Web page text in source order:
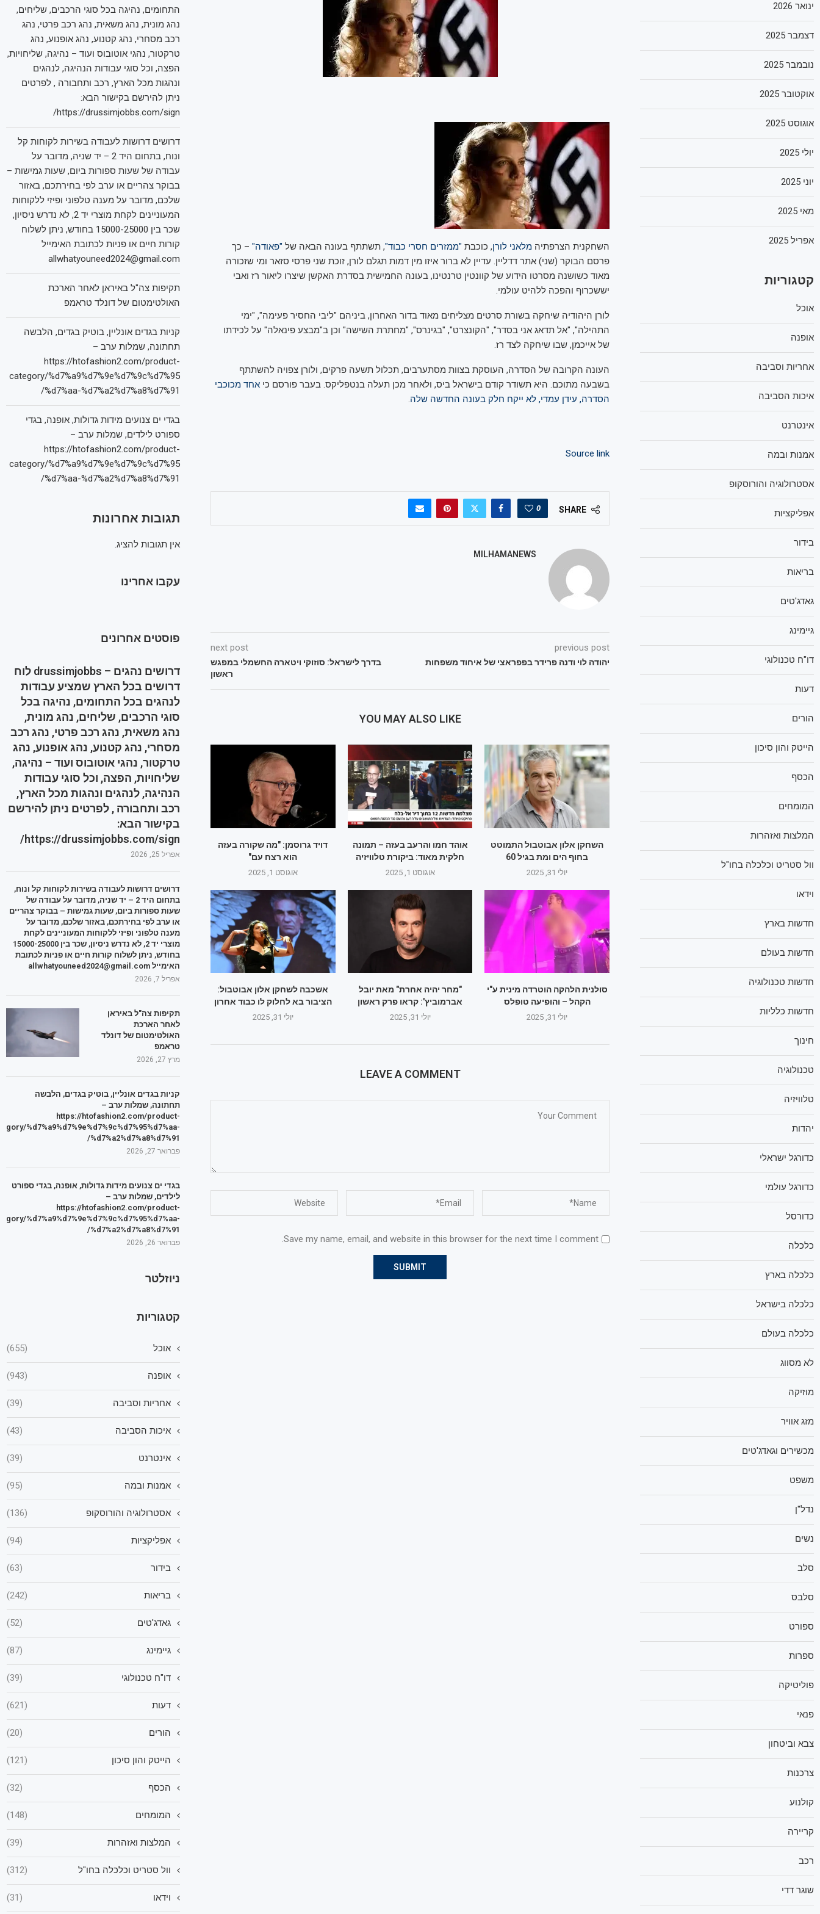
השחקנית הצרפתיה מלאני לורן, כוכבת "ממזרים חסרי כבוד", תשתתף בעונה הבאה של "פאודה"– כך
פרסם הבוקר (שני) אתר דדליין. עדיין לא ברור איזו מין דמות תגלם לורן, זוכת שני פרסי סזאר ומי שזכורה
מאוד כשושנה מסרטו הידוע של קוונטין טרנטינו, בעונה החמישית בסדרת האקשן שיצרו ליאור רז ואבי
יששכרוף והפכה ללהיט עולמי.
לורן היהודיה שיחקה בשורת סרטים מצליחים מאוד בדור האחרון, ביניהם "ליבי החסיר פעימה", "ימי
התהילה", "אל תדאג אני בסדר", "הקונצרט", "בגינרס", "מחתרת השישה" וכן ב"מבצע פינאלה" על לכידתו
של אייכמן, שבו שיחקה לצד רז.
העונה הקרובה של הסדרה, העוסקת בצוות מסתערבים, תכלול תשעה פרקים, ולורן צפויה להשתתף
בשבעה מתוכם. היא תשודר קודם בישראל ביס, ולאחר מכן תעלה בנטפליקס. בעבר פורסם כי אחד מכוכבי
הסדרה, עידן עמדי, לא ייקח חלק בעונה החדשה שלה.
Source link
SHARE
0
MILHAMANEWS
previous post
יהודה לוי ודנה פרידר בפפראצי של איחוד משפחות
next post
בדרך לישראל: סוזוקי ויטארה החשמלי במפגש
ראשון
YOU MAY ALSO LIKE
דויד גרוסמן: "מה שקורה בעזה
הוא רצח עם"
אוגוסט 1, 2025
אוהד חמו והרעב בעזה – תמונה
חלקית מאוד: ביקורת טלוויזיה
אוגוסט 1, 2025
השחקן אלון אבוטבול התמוטט
בחוף הים ומת בגיל 60
יולי 31, 2025
אשכבה לשחקן אלון אבוטבול:
הציבור בא לחלוק לו כבוד אחרון
יולי 31, 2025
"מחר יהיה אחרת" מאת יובל
אברמוביץ': קראו פרק ראשון
יולי 31, 2025
סולנית הלהקה הוטרדה מינית ע"י
הקהל – והופיעה טופלס
יולי 31, 2025
LEAVE A COMMENT
Save my name, email, and website in this browser for the next time I comment.
התחומים, נהיגה בכל סוגי הרכבים, שליחים,
נהג מונית, נהג משאית, נהג רכב פרטי, נהג
רכב מסחרי, נהג קטנוע, נהג אופנוע, נהג
טרקטור, נהגי אוטובוס ועוד – נהיגה, שליחויות,
הפצה, וכל סוגי עבודות הנהיגה, לנהגים
ונהגות מכל הארץ, רכב ותחבורה , לפרטים
ניתן להירשם בקישור הבא:
https://drussimjobbs.com/sign/
דרושים דרושות לעבודה בשירות לקוחות קל
ונוח, בתחום היד 2 – יד שניה, מדובר על
עבודה של שעות ספורות ביום, שעות גמישות –
בבוקר צהריים או ערב לפי בחירתכם, באזור
שלכם, מדובר על מענה טלפוני ופיזי ללקוחות
המעוניינים לקחת מוצרי יד 2, לא נדרש ניסיון,
שכר בין 15000-25000 בחודש, ניתן לשלוח
קורות חיים או פניות לכתובת האימייל
allwhatyouneed2024@gmail.com
תקיפות צה"ל באיראן לאחר הארכת
האולטימטום של דונלד טראמפ
קניות בגדים אונליין, בוטיק בגדים, הלבשה
תחתונה, שמלות ערב –
https://htofashion2.com/product-
category/%d7%a9%d7%9e%d7%9c%d7%95
%d7%aa-%d7%a2%d7%a8%d7%91/
בגדי ים צנועים מידות גדולות, אופנה, בגדי
ספורט לילדים, שמלות ערב –
https://htofashion2.com/product-
category/%d7%a9%d7%9e%d7%9c%d7%95
%d7%aa-%d7%a2%d7%a8%d7%91/
תגובות אחרונות
אין תגובות להציג.
עקבו אחרינו
פוסטים אחרונים
דרושים נהגים – drussimjobbs לוח
דרושים בכל הארץ שמציע עבודות
לנהגים בכל התחומים, נהיגה בכל
סוגי הרכבים, שליחים, נהג מונית,
נהג משאית, נהג רכב פרטי, נהג רכב
מסחרי, נהג קטנוע, נהג אופנוע, נהג
טרקטור, נהגי אוטובוס ועוד – נהיגה,
שליחויות, הפצה, וכל סוגי עבודות
הנהיגה, לנהגים ונהגות מכל הארץ,
רכב ותחבורה , לפרטים ניתן להירשם
בקישור הבא:
https://drussimjobbs.com/sign/
אפריל 25, 2026
דרושים דרושות לעבודה בשירות לקוחות קל ונוח,
בתחום היד 2 – יד שניה, מדובר על עבודה של
שעות ספורות ביום, שעות גמישות – בבוקר צהריים
או ערב לפי בחירתכם, באזור שלכם, מדובר על
מענה טלפוני ופיזי ללקוחות המעוניינים לקחת
מוצרי יד 2, לא נדרש ניסיון, שכר בין 15000-25000
בחודש, ניתן לשלוח קורות חיים או פניות לכתובת
האימייל allwhatyouneed2024@gmail.com
אפריל 7, 2026
תקיפות צה"ל באיראן
לאחר הארכת
האולטימטום של דונלד
טראמפ
מרץ 27, 2026
קניות בגדים אונליין, בוטיק בגדים, הלבשה
תחתונה, שמלות ערב –
https://htofashion2.com/product-
%d7%a9%d7%9e%d7%9c%d7%95%d7%aa-
%d7%a2%d7%a8%d7%91/
פברואר 27, 2026
בגדי ים צנועים מידות גדולות, אופנה, בגדי ספורט
לילדים, שמלות ערב –
https://htofashion2.com/product-
%d7%a9%d7%9e%d7%9c%d7%95%d7%aa-
%d7%a2%d7%a8%d7%91/
פברואר 26, 2026
ניוזלטר
קטגוריות
אוכל (655)
אופנה (943)
אחריות וסביבה (39)
איכות הסביבה (43)
אינטרנט (39)
אמנות ובמה (95)
אסטרולוגיה והורוסקופ (136)
אפליקציות (94)
בידור (63)
בריאות (242)
גאדג'טים (52)
גיימינג (87)
דו"ח טכנולוגי (39)
דעות (621)
הורים (20)
הייטק והון סיכון (121)
הכסף (32)
המומחים (148)
המלצות ואזהרות (39)
וול סטריט וכלכלה בחו"ל (312)
וידאו (31)
ינואר 2026
דצמבר 2025
נובמבר 2025
אוקטובר 2025
אוגוסט 2025
יולי 2025
יוני 2025
מאי 2025
אפריל 2025
קטגוריות
אוכל
אופנה
אחריות וסביבה
איכות הסביבה
אינטרנט
אמנות ובמה
אסטרולוגיה והורוסקופ
אפליקציות
בידור
בריאות
גאדג'טים
גיימינג
דו"ח טכנולוגי
דעות
הורים
הייטק והון סיכון
הכסף
המומחים
המלצות ואזהרות
וול סטריט וכלכלה בחו"ל
וידאו
חדשות בארץ
חדשות בעולם
חדשות טכנולוגיה
חדשות כלליות
חינוך
טכנולוגיה
טלוויזיה
יהדות
כדורגל ישראלי
כדורגל עולמי
כדורסל
כלכלה
כלכלה בארץ
כלכלה בישראל
כלכלה בעולם
לא מסווג
מוזיקה
מזג אוויר
מכשירים וגאדג'טים
משפט
נדל"ן
נשים
סלב
סלבס
ספורט
ספרות
פוליטיקה
פנאי
צבא וביטחון
צרכנות
קולנוע
קריירה
רכב
שוגר דדי